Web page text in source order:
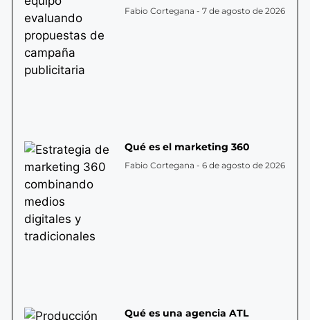
Fabio Cortegana 7 de agosto de 2026
Qué es el marketing 360
Fabio Cortegana 6 de agosto de 2026
Qué es una agencia ATL